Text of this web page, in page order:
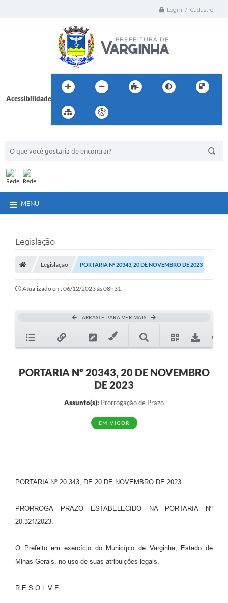
Login / Cadastro
Acessibilidade
MENU
Legislação
Legislação PORTARIA Nº 20343, 20 DE NOVEMBRO DE 2023
Atualizado em: 06/12/2023 às 08h31
ARRASTE PARA VER MAIS
PORTARIA Nº 20343, 20 DE NOVEMBRO
DE 2023
Assunto(s): Prorrogação de Prazo
EM VIGOR
PORTARIA Nº 20.343, DE 20 DE NOVEMBRO DE 2023.
PRORROGA PRAZO ESTABELECIDO NA PORTARIA Nº
20.321/2023.
O Prefeito em exercício do Município de Varginha, Estado de
Minas Gerais, no uso de suas atribuições legais,
R E S O L V E :